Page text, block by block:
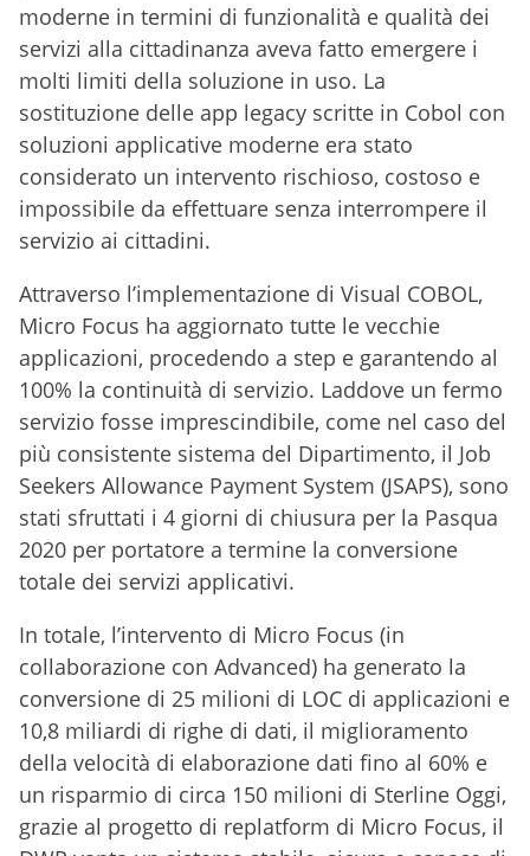
moderne in termini di funzionalità e qualità dei
servizi alla cittadinanza aveva fatto emergere i
molti limiti della soluzione in uso. La
sostituzione delle app legacy scritte in Cobol con
soluzioni applicative moderne era stato
considerato un intervento rischioso, costoso e
impossibile da effettuare senza interrompere il
servizio ai cittadini.
Attraverso l’implementazione di Visual COBOL,
Micro Focus ha aggiornato tutte le vecchie
applicazioni, procedendo a step e garantendo al
100% la continuità di servizio. Laddove un fermo
servizio fosse imprescindibile, come nel caso del
più consistente sistema del Dipartimento, il Job
Seekers Allowance Payment System (JSAPS), sono
stati sfruttati i 4 giorni di chiusura per la Pasqua
2020 per portatore a termine la conversione
totale dei servizi applicativi.
In totale, l’intervento di Micro Focus (in
collaborazione con Advanced) ha generato la
conversione di 25 milioni di LOC di applicazioni e
10,8 miliardi di righe di dati, il miglioramento
della velocità di elaborazione dati fino al 60% e
un risparmio di circa 150 milioni di Sterline Oggi,
grazie al progetto di replatform di Micro Focus, il